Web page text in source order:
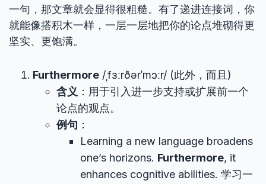
一句，那文章就会显得很粗糙。有了递进连接词，你
就能像搭积木一样，一层一层地把你的论点堆砌得更
坚实、更饱满。
Furthermore /ˌfɜːrðərˈmɔːr/ (此外，而且)
含义 ：用于引入进一步支持或扩展前一个
论点的观点。
例句 ：
Learning a new language broadens
one’s horizons. Furthermore, it
enhances cognitive abilities. 学习一